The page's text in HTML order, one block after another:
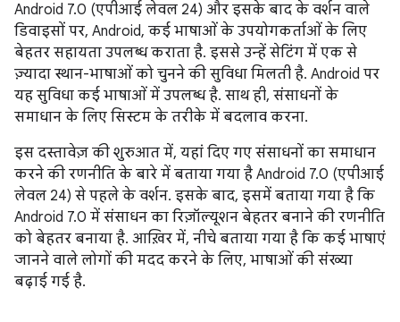
Android 7.0 (एपीआई लेवल 24) और इसके बाद के वर्शन वाले
डिवाइसों पर, Android, कई भाषाओं के उपयोगकर्ताओं के लिए
बेहतर सहायता उपलब्ध कराता है. इससे उन्हें सेटिंग में एक से
ज़्यादा स्थान-भाषाओं को चुनने की सुविधा मिलती है. Android पर
यह सुविधा कई भाषाओं में उपलब्ध है. साथ ही, संसाधनों के
समाधान के लिए सिस्टम के तरीके में बदलाव करना.
इस दस्तावेज़ की शुरुआत में, यहां दिए गए संसाधनों का समाधान
करने की रणनीति के बारे में बताया गया है Android 7.0 (एपीआई
लेवल 24) से पहले के वर्शन. इसके बाद, इसमें बताया गया है कि
Android 7.0 में संसाधन का रिज़ॉल्यूशन बेहतर बनाने की रणनीति
को बेहतर बनाया है. आख़िर में, नीचे बताया गया है कि कई भाषाएं
जानने वाले लोगों की मदद करने के लिए, भाषाओं की संख्या
बढ़ाई गई है.